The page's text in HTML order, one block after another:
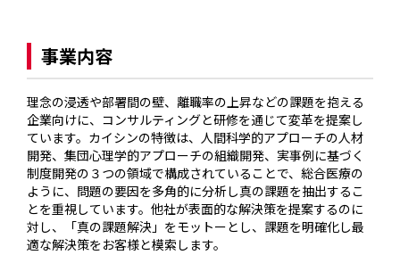
事業内容
理念の浸透や部署間の壁、離職率の上昇などの課題を抱える
企業向けに、コンサルティングと研修を通じて変革を提案し
ています。カイシンの特徴は、人間科学的アプローチの人材
開発、集団心理学的アプローチの組織開発、実事例に基づく
制度開発の３つの領域で構成されていることで、総合医療の
ように、問題の要因を多角的に分析し真の課題を抽出するこ
とを重視しています。他社が表面的な解決策を提案するのに
対し、「真の課題解決」をモットーとし、課題を明確化し最
適な解決策をお客様と模索します。